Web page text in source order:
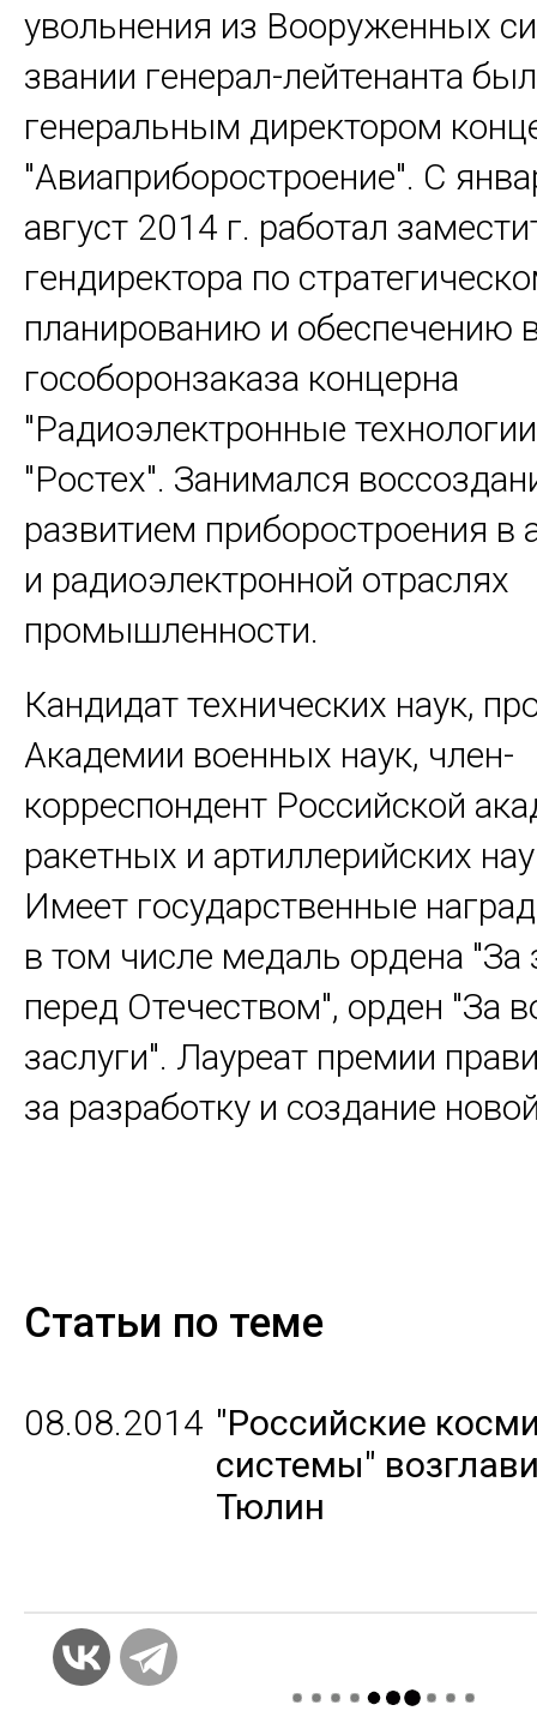
увольнения из Вооруженных
звании генерал-лейтенанта был
генеральным директором
"Авиаприборостроение". С
август 2014 г. работал
гендиректора по
планированию и обеспечению
гособоронзаказа концерна
"Радиоэлектронные
"Ростех". Занимался
развитием приборостроения в
и радиоэлектронной отраслях
промышленности.
Кандидат технических наук,
Академии военных наук, член-
корреспондент Российской
ракетных и артиллерийских
Имеет государственные
в том числе медаль ордена "За
перед Отечеством", орден "За
заслуги". Лауреат премии
за разработку и создание
Статьи по теме
08.08.2014 "Российские
системы"
Тюлин